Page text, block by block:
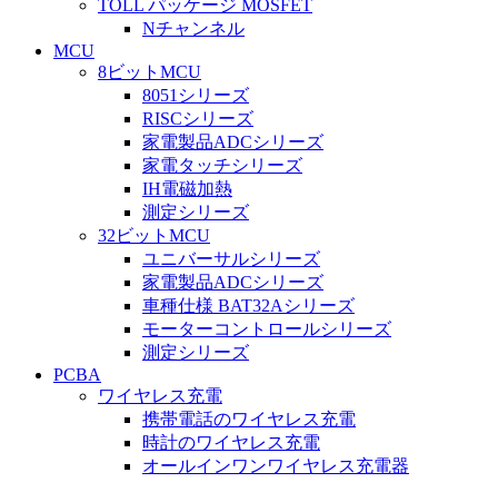
TOLL パッケージ MOSFET
Nチャンネル
MCU
8ビットMCU
8051シリーズ
RISCシリーズ
家電製品ADCシリーズ
家電タッチシリーズ
IH電磁加熱
測定シリーズ
32ビットMCU
ユニバーサルシリーズ
家電製品ADCシリーズ
車種仕様 BAT32Aシリーズ
モーターコントロールシリーズ
測定シリーズ
PCBA
ワイヤレス充電
携帯電話のワイヤレス充電
時計のワイヤレス充電
オールインワンワイヤレス充電器